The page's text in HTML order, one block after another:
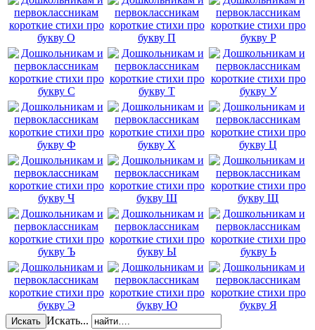
Искать Искать...